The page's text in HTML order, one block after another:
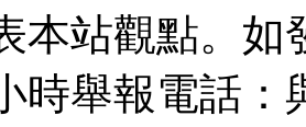
本站觀點。如
時舉報電話